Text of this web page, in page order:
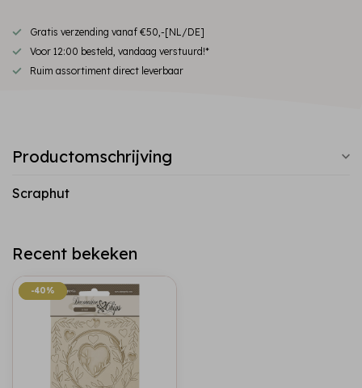
Gratis verzending vanaf €50,-[NL/DE]
Voor 12:00 besteld, vandaag verstuurd!*
Ruim assortiment direct leverbaar
Productomschrijving
Scraphut
Recent bekeken
-40%
-40%